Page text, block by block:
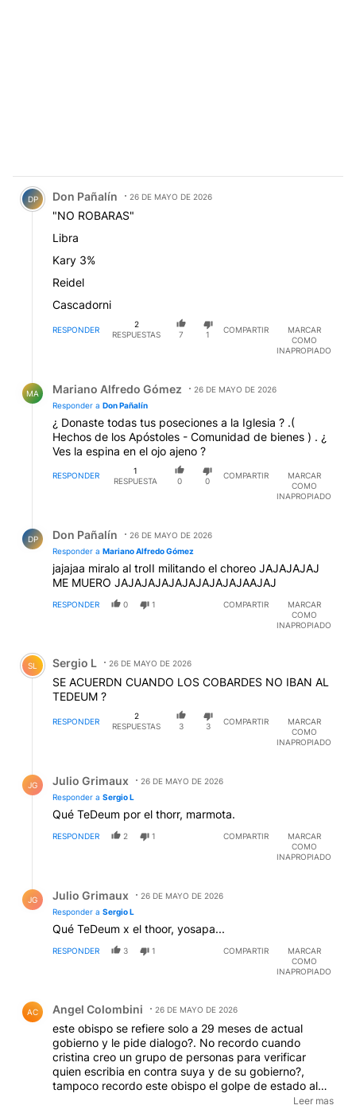
Comentario de Don Pañalín.
DP Don Pañalín 26 DE MAYO DE 2026
"NO ROBARAS"
Libra
Kary 3%
Reidel
Cascadorni
RESPONDER
2
RESPUESTAS
7 1
COMPARTIR
MARCAR
COMO
INAPROPIADO
MA Mariano Alfredo Gómez
26 DE MAYO DE 2026
Responder a Don Pañalín
¿ Donaste todas tus poseciones a la Iglesia ? .(
Hechos de los Apóstoles - Comunidad de bienes ) . ¿
Ves la espina en el ojo ajeno ?
RESPONDER
1
RESPUESTA
0 0
COMPARTIR
MARCAR
COMO
INAPROPIADO
DP Don Pañalín
26 DE MAYO DE 2026
Responder a Mariano Alfredo Gómez
jajajaa miralo al troII militando el choreo JAJAJAJAJ
ME MUERO JAJAJAJAJAJAJAJAJAJAAJAJ
RESPONDER 0 1 COMPARTIR
MARCAR
COMO
INAPROPIADO
Comentario de Sergio L.
SL Sergio L 26 DE MAYO DE 2026
SE ACUERDN CUANDO LOS COBARDES NO IBAN AL
TEDEUM ?
RESPONDER
2
RESPUESTAS
3 3
COMPARTIR
MARCAR
COMO
INAPROPIADO
JG Julio Grimaux
26 DE MAYO DE 2026
Responder a Sergio L
Qué TeDeum por el thorr, marmota.
RESPONDER 2 1 COMPARTIR
MARCAR
COMO
INAPROPIADO
JG Julio Grimaux
26 DE MAYO DE 2026
Responder a Sergio L
Qué TeDeum x el thoor, yosapa...
RESPONDER 3 1 COMPARTIR
MARCAR
COMO
INAPROPIADO
AC Angel Colombini 26 DE MAYO DE 2026
este obispo se refiere solo a 29 meses de actual
gobierno y le pide dialogo?. No recordo cuando
cristina creo un grupo de personas para verificar
quien escribia en contra suya y de su gobierno?,
tampoco recordo este obispo el golpe de estado al
actual gobierno a traves de los medios economicos de
Leer mas